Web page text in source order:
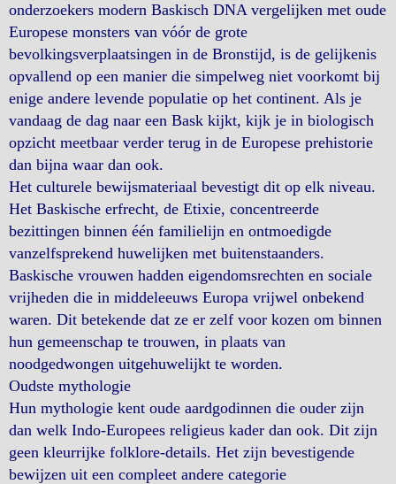
onderzoekers modern Baskisch DNA vergelijken met oude
Europese monsters van vóór de grote
bevolkingsverplaatsingen in de Bronstijd, is de gelijkenis
opvallend op een manier die simpelweg niet voorkomt bij
enige andere levende populatie op het continent. Als je
vandaag de dag naar een Bask kijkt, kijk je in biologisch
opzicht meetbaar verder terug in de Europese prehistorie
dan bijna waar dan ook.
Het culturele bewijsmateriaal bevestigt dit op elk niveau.
Het Baskische erfrecht, de Etixie, concentreerde
bezittingen binnen één familielijn en ontmoedigde
vanzelfsprekend huwelijken met buitenstaanders.
Baskische vrouwen hadden eigendomsrechten en sociale
vrijheden die in middeleeuws Europa vrijwel onbekend
waren. Dit betekende dat ze er zelf voor kozen om binnen
hun gemeenschap te trouwen, in plaats van
noodgedwongen uitgehuwelijkt te worden.
Oudste mythologie
Hun mythologie kent oude aardgodinnen die ouder zijn
dan welk Indo-Europees religieus kader dan ook. Dit zijn
geen kleurrijke folklore-details. Het zijn bevestigende
bewijzen uit een compleet andere categorie